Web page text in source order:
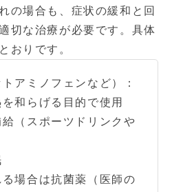
の場合も、症状の緩和と回
切な治療が必要です。具体
おりです。
アミノフェンなど）：
和らげる目的で使用
（スポーツドリンクや
場合は抗菌薬（医師の